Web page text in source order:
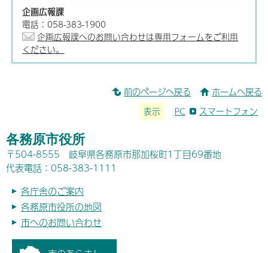
企画広報課
電話：058-383-1900
企画広報課へのお問い合わせは専用フォームをご利用
ください。
前のページへ戻る ホームへ戻る
表示 PC スマートフォン
各務原市役所
〒504-8555 岐阜県各務原市那加桜町1丁目69番地
代表電話：058-383-1111
各庁舎のご案内
各務原市役所の地図
市へのお問い合わせ